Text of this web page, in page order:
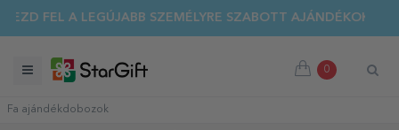
FEL A LEGÚJABB SZEMÉLYRE SZABOTT AJÁNDÉKOKAT!
0
Fa ajándékdobozok